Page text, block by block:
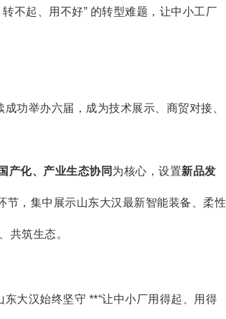
不起、用不好” 的转型难题，让中小工厂
功举办六届，成为技术展示、商贸对接、
产化、产业生态协同 为核心，设置新品发
节，集中展示山东大汉最新智能装备、柔性
共筑生态。
大汉始终坚守 **“让中小厂用得起、用得